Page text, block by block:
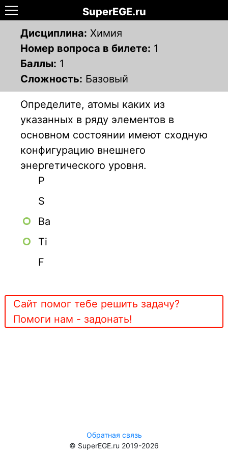
SuperEGE.ru
Дисциплина: Химия
Номер вопроса в билете: 1
Баллы: 1
Сложность: Базовый
Определите, атомы каких из
указанных в ряду элементов в
основном состоянии имеют сходную
конфигурацию внешнего
энергетического уровня.
P
S
Ba
Ti
F
Сайт помог тебе решить задачу?
Помоги нам - задонать!
Обратная связь
© SuperEGE.ru 2019-2026